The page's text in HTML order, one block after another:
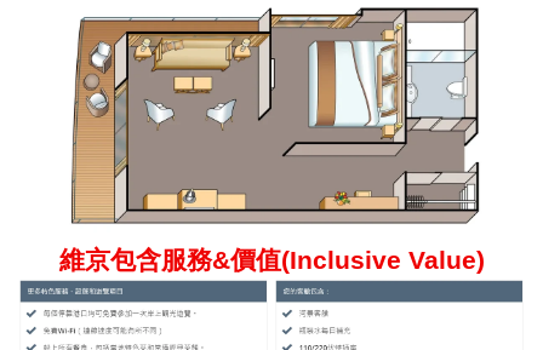
維京包含服務&價值(Inclusive Value)